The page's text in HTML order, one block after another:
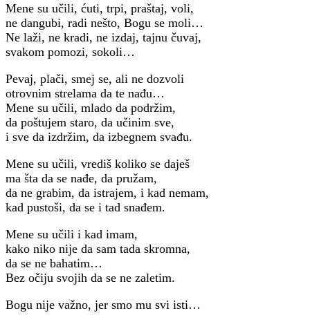
Mene su učili, ćuti, trpi, praštaj, voli,
ne dangubi, radi nešto, Bogu se moli…
Ne laži, ne kradi, ne izdaj, tajnu čuvaj,
svakom pomozi, sokoli…
Pevaj, plači, smej se, ali ne dozvoli
otrovnim strelama da te nađu…
Mene su učili, mlado da podržim,
da poštujem staro, da učinim sve,
i sve da izdržim, da izbegnem svađu.
Mene su učili, vrediš koliko se daješ
ma šta da se nađe, da pružam,
da ne grabim, da istrajem, i kad nemam,
kad pustoši, da se i tad snađem.
Mene su učili i kad imam,
kako niko nije da sam tada skromna,
da se ne bahatim…
Bez očiju svojih da se ne zaletim.
Bogu nije važno, jer smo mu svi isti…